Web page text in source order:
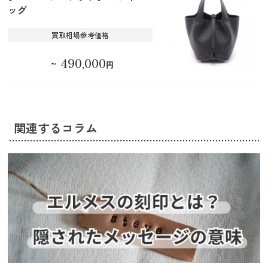
ッグ
買取相場参考価格
～ 490,000円
関連するコラム